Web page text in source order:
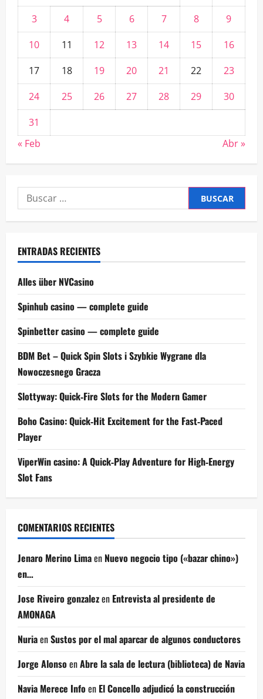
3
4 5 6 7 8
9
10
11 12 13 14 15
16
17
18 19 20 21 22
23
24
25 26 27 28 29
30
31
« Feb
Abr »
Buscar:
ENTRADAS RECIENTES
Alles über NVCasino
Spinhub casino — complete guide
Spinbetter casino — complete guide
BDM Bet – Quick Spin Slots i Szybkie Wygrane dla
Nowoczesnego Gracza
Slottyway: Quick‑Fire Slots for the Modern Gamer
Boho Casino: Quick‑Hit Excitement for the Fast‑Paced
Player
ViperWin casino: A Quick‑Play Adventure for High‑Energy
Slot Fans
COMENTARIOS RECIENTES
Jenaro Merino Limaen Nuevo negocio tipo («bazar chino»)
en…
Jose Riveiro gonzalezen Entrevista al presidente de
AMONAGA
NuriaenSustos por el mal aparcar de algunos conductores
Jorge AlonsoenAbre la sala de lectura (biblioteca) de Navia
Navia Merece Infoen El Concello adjudicó la construcción